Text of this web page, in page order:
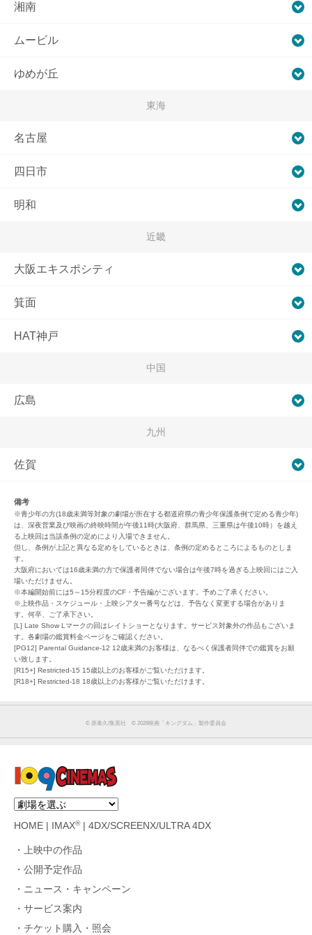
湘南
ムービル
ゆめが丘
東海
名古屋
四日市
明和
近畿
大阪エキスポシティ
箕面
HAT神戸
中国
広島
九州
佐賀
備考
※青少年の方(18歳未満等対象の劇場が所在する都道府県の青少年保護条例で定める青少年)
は、深夜営業及び映画の終映時間が午後11時(大阪府、群馬県、三重県は午後10時）を越え
る上映回は当該条例の定めにより入場できません。
但し、条例が上記と異なる定めをしているときは、条例の定めるところによるものとしま
す。
大阪府においては16歳未満の方で保護者同伴でない場合は午後7時を過ぎる上映回にはご入
場いただけません。
※本編開始前には5～15分程度のCF・予告編がございます。予めご了承ください。
※上映作品・スケジュール・上映シアター番号などは、予告なく変更する場合がありま
す。何卒、ご了承下さい。
[L] Late Show Lマークの回はレイトショーとなります。サービス対象外の作品もございま
す。各劇場の鑑賞料金ページをご確認ください。
[PG12] Parental Guidance-12 12歳未満のお客様は、なるべく保護者同伴での鑑賞をお願
い致します。
[R15+] Restricted-15 15歳以上のお客様がご覧いただけます。
[R18+] Restricted-18 18歳以上のお客様がご覧いただけます。
©︎ 原泰久/集英社 ©︎ 2026映画「キングダム」製作委員会
HOME IMAX®| 4DX/SCREENX/ULTRA 4DX
上映中の作品
公開予定作品
ニュース・キャンペーン
サービス案内
チケット購入・照会